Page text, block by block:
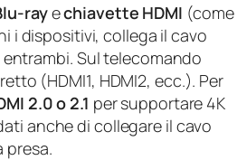
echiavette HDMI (come
i dispositivi, collega il cavo
entrambi. Sul telecomando
(HDMI1, HDMI2, ecc.). Per
2.0 o 2.1 per supportare 4K
anche di collegare il cavo
presa.